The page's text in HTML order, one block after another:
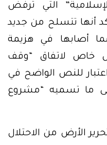
التي ترفض
أنها تتسلح من جديد
أصابها في هزيمة
خاص لاتفاق “وقف
للنص الواضح في
ما تسميه “مشروع
الأرض من الاحتلال